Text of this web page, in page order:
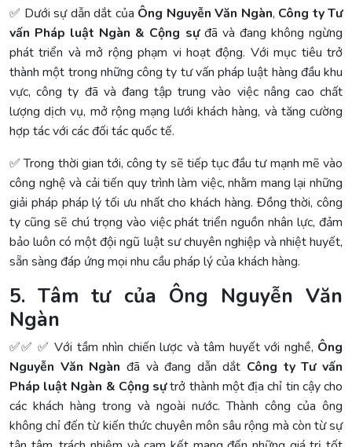
✅ Dưới sự dẫn dắt của Ông Nguyễn Văn Ngàn, Công ty Tư
vấn Pháp luật Ngàn & Cộng sựđã và đang không ngừng
phát triển và mở rộng phạm vi hoạt động. Với mục tiêu trở
thành một trong những công ty tư vấn pháp luật hàng đầu khu
vực, công ty đã và đang tập trung vào việc nâng cao chất
lượng dịch vụ, mở rộng mạng lưới khách hàng, và tăng cường
hợp tác với các đối tác quốc tế.
✅ Trong thời gian tới, công ty sẽ tiếp tục đầu tư mạnh mẽ vào
công nghệ và cải tiến quy trình làm việc, nhằm mang lại những
giải pháp pháp lý tối ưu nhất cho khách hàng. Đồng thời, công
ty cũng sẽ chú trọng vào việc phát triển nguồn nhân lực, đảm
bảo luôn có một đội ngũ luật sư chuyên nghiệp và nhiệt huyết,
sẵn sàng đáp ứng mọi nhu cầu pháp lý của khách hàng.
5. Tâm tư của Ông Nguyễn Văn
Ngàn
✅✅ ✅ Với tầm nhìn chiến lược và tâm huyết với nghề, Ông
Nguyễn Văn Ngàn đã và đang dẫn dắt Công ty Tư vấn
Pháp luật Ngàn & Cộng sựtrở thành một địa chỉ tin cậy cho
các khách hàng trong và ngoài nước. Thành công của ông
không chỉ đến từ kiến thức chuyên môn sâu rộng mà còn từ sự